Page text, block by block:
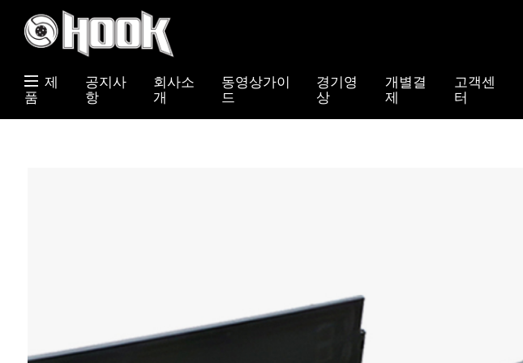
제
품
공지사
항
회사소
개
동영상가이
드
경기영
상
개별결
제
고객센
터